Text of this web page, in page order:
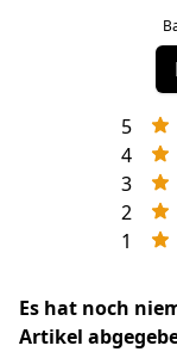
5
4
3
2
1
Es hat noch
Artikel